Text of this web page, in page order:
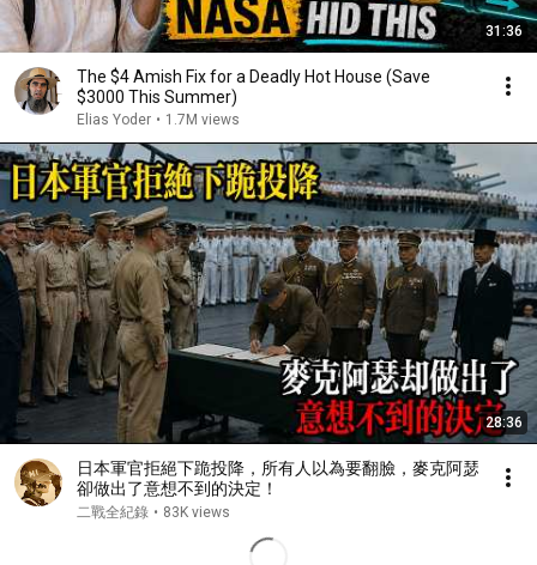
31:36
The $4 Amish Fix for a Deadly Hot House (Save
$3000 This Summer)
Elias Yoder • 1.7M views
28:36
日本軍官拒絕下跪投降，所有人以為要翻臉，麥克阿瑟
卻做出了意想不到的決定！
二戰全紀錄 • 83K views